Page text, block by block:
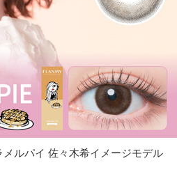
ルパイ 佐々木希イメージモデル